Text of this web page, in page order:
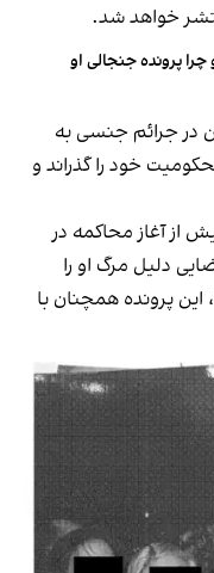
خواهد شد.
پرونده جنجالی او
داشتن در جرائم جنسی به
او تقریبا ۱۳ ماه از محکومیت خود را گذراند و
پیش از آغاز محاکمه در
دلیل مرگ او را
پرونده همچنان با